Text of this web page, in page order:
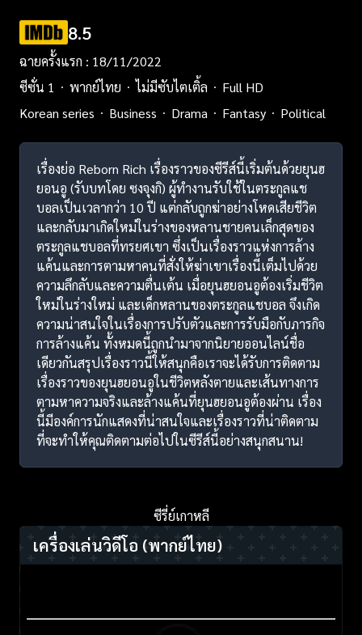
8.5
ฉายครั้งแรก : 18/11/2022
ซีซั่น 1
พากย์ไทย ไม่มีซับไตเติ้ล
Full HD
Korean series
Business Drama Fantasy Political
เรื่องย่อ Reborn Rich เรื่องราวของซีรีส์นี้เริ่มต้นด้วยยุนฮ
ยอนอู (รับบทโดย ซงจุงกิ) ผู้ทำงานรับใช้ในตระกูลแช
บอลเป็นเวลากว่า 10 ปี แต่กลับถูกฆ่าอย่างโหดเสียชีวิต
และกลับมาเกิดใหม่ในร่างของหลานชายคนเล็กสุดของ
ตระกูลแชบอลที่ทรยศเขา ซึ่งเป็นเรื่องราวแห่งการล้าง
แค้นและการตามหาคนที่สั่งให้ฆ่าเขาเรื่องนี้เต็มไปด้วย
ความลึกลับและความตื่นเต้น เมื่อยุนฮยอนอูต้องเริ่มชีวิต
ใหม่ในร่างใหม่ และเด็กหลานของตระกูลแชบอล จึงเกิด
ความน่าสนใจในเรื่องการปรับตัวและการรับมือกับภารกิจ
การล้างแค้น ทั้งหมดนี้ถูกนำมาจากนิยายออนไลน์ชื่อ
เดียวกันสรุปเรื่องราวนี้ให้สนุกคือเราจะได้รับการติดตาม
เรื่องราวของยุนฮยอนอูในชีวิตหลังตายและเส้นทางการ
ตามหาความจริงและล้างแค้นที่ยุนฮยอนอูต้องผ่าน เรื่อง
นี้มีองค์การนักแสดงที่น่าสนใจและเรื่องราวที่น่าติดตาม
ที่จะทำให้คุณติดตามต่อไปในซีรีส์นี้อย่างสนุกสนาน!
ซีรี่ย์เกาหลี
เครื่องเล่นวิดีโอ (พากย์ไทย)